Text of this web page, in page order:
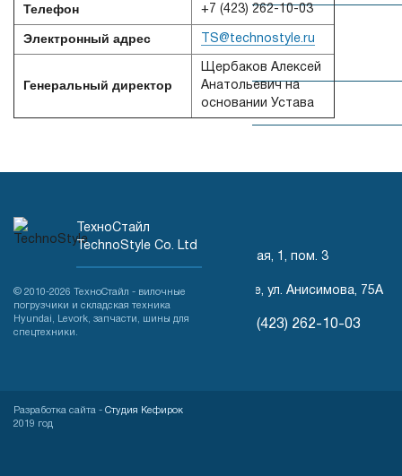
Вездеходные
краны
PALFINGER
SANY
Газ.бензиновые
вилочные
погрузчики
Ричтраки
Телефон +7 (423) 262-10-03
Электронный адрес TS@technostyle.ru
Генеральный директор
Щербаков Алексей
Анатольевич на
основании Устава
PALFINGER
ТЯГАЧИ
LEVORK
ПОГРУЗЧИКИ
КОНТАКТЫ
г. Владивосток, ул. Ёлочная, 1, пом. 3
п. Вольно-Надеждинское, ул. Анисимова, 75А
+7 914 709 3136 +7 (423) 262-10-03
ТехноСтайл
TechnoStyle Co. Ltd
© 2010-2026 ТехноСтайл - вилочные
погрузчики и складская техника
Hyundai, Levork, запчасти, шины для
спецтехники.
Разработка сайта - Студия Кефирок
2019 год